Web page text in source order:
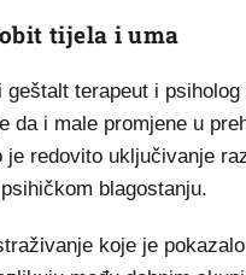
tijela i uma
terapeut i
da i male promjene u
je redovito uključivanje
blagostanju.
koje je